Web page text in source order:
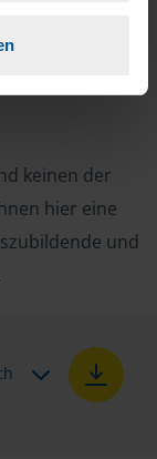
die
oder
keinen der
hier eine
und